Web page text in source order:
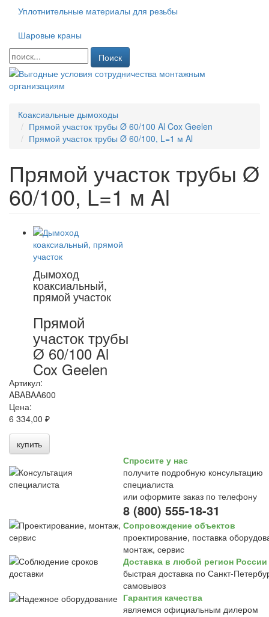
Уплотнительные материалы для резьбы
Шаровые краны
Поиск
Коаксиальные дымоходы
Прямой участок трубы Ø 60/100 Al Cox Geelen
Прямой участок трубы Ø 60/100, L=1 м Al
Прямой участок трубы Ø
60/100, L=1 м Al
Дымоход
коаксиальный,
прямой участок
Прямой
участок трубы
Ø 60/100 Al
Cox Geelen
Артикул:
ABABAA600
Цена:
6 334,00 ₽
купить
Спросите у нас
получите подробную консультацию
специалиста
или оформите заказ по телефону
8 (800) 555-18-31
Сопровождение объектов
проектирование, поставка
монтаж, сервис
Доставка в любой регион России
быстрая доставка по Санкт-
самовывоз
Гарантия качества
являемся официальным дилером